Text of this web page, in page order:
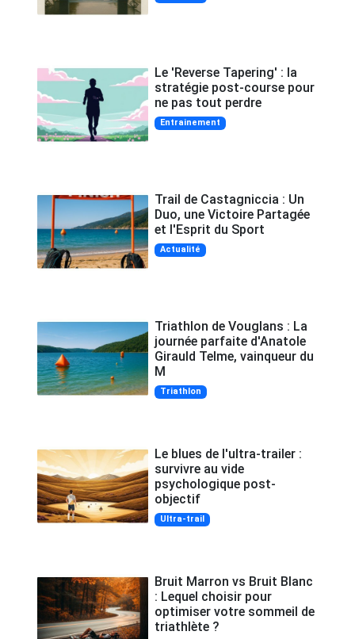
Le 'Reverse Tapering' : la
stratégie post-course pour
ne pas tout perdre
Entrainement
Trail de Castagniccia : Un
Duo, une Victoire Partagée
et l'Esprit du Sport
Actualité
Triathlon de Vouglans : La
journée parfaite d'Anatole
Girauld Telme, vainqueur du
M
Triathlon
Le blues de l'ultra-trailer :
survivre au vide
psychologique post-
objectif
Ultra-trail
Bruit Marron vs Bruit Blanc
: Lequel choisir pour
optimiser votre sommeil de
triathlète ?